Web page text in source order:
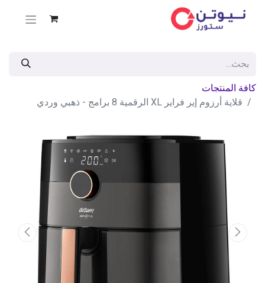
كافة المنتجات
قلاية أرزوم إير فراير XL الرقمية 8 برامج - ذهبي وردي